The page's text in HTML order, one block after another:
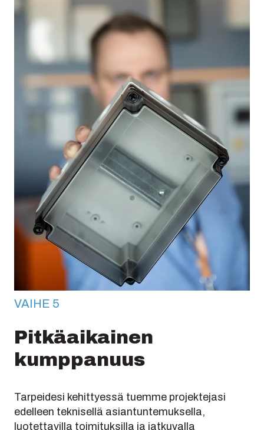
VAIHE 5
Pitkäaikainen
kumppanuus
Tarpeidesi kehittyessä tuemme projektejasi
edelleen teknisellä asiantuntemuksella,
luotettavilla toimituksilla ja jatkuvalla